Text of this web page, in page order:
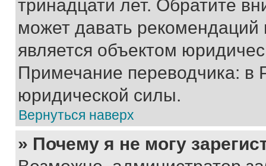
тринадцати лет. Обратите
может давать
является объектом
Примечание переводчика: в
юридической силы.
Вернуться наверх
» Почему я не могу